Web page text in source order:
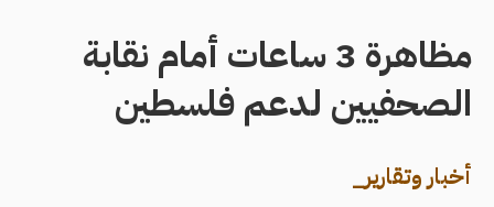
مظاهرة 3 ساعات أمام نقابة
الصحفيين لدعم فلسطين
أخبار وتقارير_